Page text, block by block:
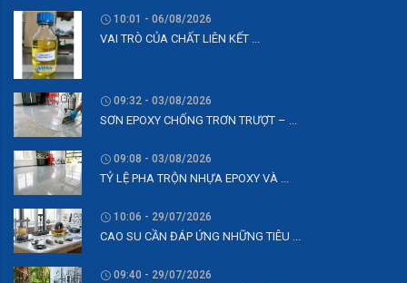
10:01 - 06/08/2026
VAI TRÒ CỦA CHẤT LIÊN KẾT ...
09:32 - 03/08/2026
SƠN EPOXY CHỐNG TRƠN TRƯỢT – ...
09:08 - 03/08/2026
TỶ LỆ PHA TRỘN NHỰA EPOXY VÀ ...
10:06 - 29/07/2026
CAO SU CẦN ĐÁP ỨNG NHỮNG TIÊU ...
09:40 - 29/07/2026